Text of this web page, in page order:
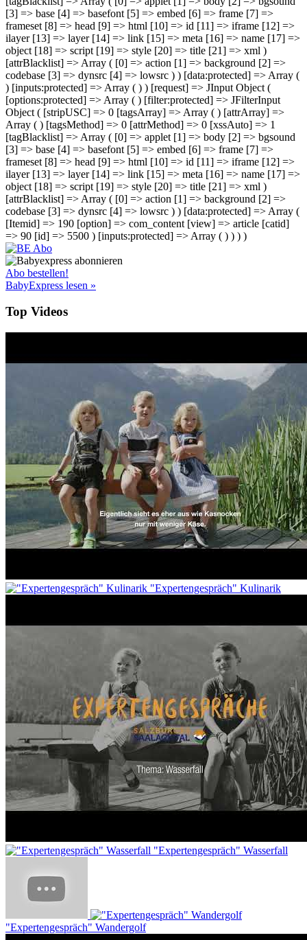
[3] => base [4] => basefont [5] => embed [6] => frame [7] =>
frameset [8] => head [9] => html [10] => id [11] => iframe [12] =>
ilayer [13] => layer [14] => link [15] => meta [16] => name [17] =>
object [18] => script [19] => style [20] => title [21] => xml )
[attrBlacklist] => Array ( [0] => action [1] => background [2] =>
codebase [3] => dynsrc [4] => lowsrc ) ) [data:protected] => Array (
) [inputs:protected] => Array ( ) ) [request] => JInput Object (
[options:protected] => Array ( ) [filter:protected] => JFilterInput
Object ( [stripUSC] => 0 [tagsArray] => Array ( ) [attrArray] =>
Array ( ) [tagsMethod] => 0 [attrMethod] => 0 [xssAuto] => 1
[tagBlacklist] => Array ( [0] => applet [1] => body [2] => bgsound
[3] => base [4] => basefont [5] => embed [6] => frame [7] =>
frameset [8] => head [9] => html [10] => id [11] => iframe [12] =>
ilayer [13] => layer [14] => link [15] => meta [16] => name [17] =>
object [18] => script [19] => style [20] => title [21] => xml )
[attrBlacklist] => Array ( [0] => action [1] => background [2] =>
codebase [3] => dynsrc [4] => lowsrc ) ) [data:protected] => Array (
[Itemid] => 190 [option] => com_content [view] => article [catid]
=> 90 [id] => 5500 ) [inputs:protected] => Array ( ) ) ) )
Abo bestellen!
BabyExpress lesen »
Top Videos
"Expertengespräch" Kulinarik
"Expertengespräch" Wasserfall
"Expertengespräch" Wandergolf